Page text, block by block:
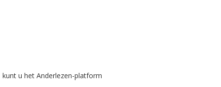
u het Anderlezen-platform